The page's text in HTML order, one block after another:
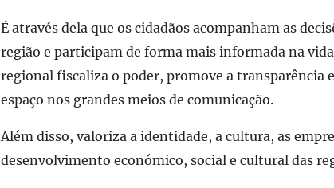
É através dela que os cidadãos acompanham as
região e participam de forma mais informada na
regional fiscaliza o poder, promove a transparência
espaço nos grandes meios de comunicação.
Além disso, valoriza a identidade, a cultura, as
desenvolvimento económico, social e cultural das